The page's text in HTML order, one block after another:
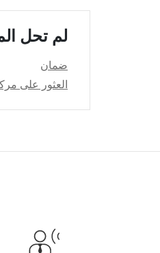
لم تحل
ضمان
العثور على